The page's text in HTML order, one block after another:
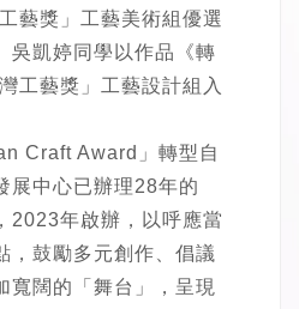
藝獎」工藝美術組優選
吳凱婷同學以作品《轉
工藝獎」工藝設計組入
Craft Award」轉型自
展中心已辦理28年的
2023年啟辦，以呼應當
，鼓勵多元創作、倡議
寬闊的「舞台」，呈現